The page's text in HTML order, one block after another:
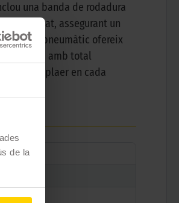
de la
una banda de rodadura
desgastat, assegurant un
aquest pneumàtic ofereix
climàtica amb total
i el plaer en cada